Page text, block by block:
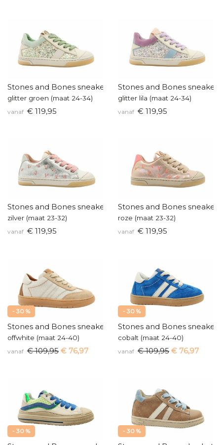
Stones and Bones sneakers
glitter groen (maat 24-34)
vanaf € 119,95
Stones and Bones sneakers
glitter lila (maat 24-34)
vanaf € 119,95
Stones and Bones sneakertjes
zilver (maat 23-32)
vanaf € 119,95
Stones and Bones
roze (maat 23-32)
vanaf € 119,95
- 30 %
Stones and Bones sneakers
offwhite (maat 24-40)
vanaf € 109,95 € 76,97
- 30 %
Stones and Bones sneakers
cobalt (maat 24-40)
vanaf € 109,95 € 76,97
- 30 % - 30 %